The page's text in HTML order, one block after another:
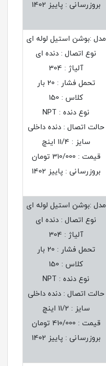
بروزرسانی : پاییز 1402
مدل :بوشن استیل لوله ای
نوع اتصال : دنده ای
آلیاژ : 304
تحمل فشار : 20 بار
کلاس : 150
نوع دنده : NPT
حالت اتصال : دنده داخلی
سایز : 11/4 اینچ
قیمت : 310/000 تومان
بروزرسانی : پاییز 1402
مدل :بوشن استیل لوله ای
نوع اتصال : دنده ای
آلیاژ : 304
تحمل فشار : 20 بار
کلاس : 150
نوع دنده : NPT
حالت اتصال : دنده داخلی
سایز : 11/2 اینچ
قیمت : 410/000 تومان
بروزرسانی : پاییز 1402